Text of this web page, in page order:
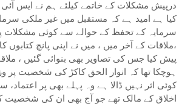
درپیش مشکلات کے خاتمے کیلئے ہم نے ایس
کیا ہے امید ہے کہ مستقبل میں غیر ملکی
سرمایہ کے تحفظ کے حوالے سے کوئی مشکلات
،ملاقات کے آخر میں ، میں نے اپنی پانچ
پیش کیا جس کی تصاویر بھی بنوائی گئیں ،
ہوچکا تھا کہ انوار الحق کاکڑ کی شخصیت پر
کوئی اثر نہیں ڈالا ہے وہ پہلے بھی پر اعتماد،
اخلاق کے مالک تھے جو آج بھی ان کی شخصیت